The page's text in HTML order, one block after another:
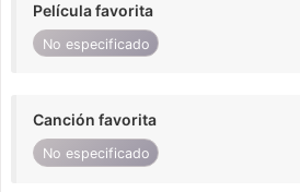
Película favorita
No especificado
Canción favorita
No especificado